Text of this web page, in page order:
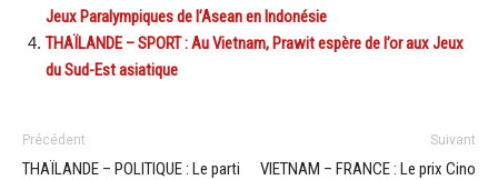
Jeux Paralympiques de l’Asean en Indonésie
THAÏLANDE – SPORT : Au Vietnam, Prawit espère de l’or aux Jeux
du Sud-Est asiatique
Précédent
THAÏLANDE – POLITIQUE : Le parti
Suivant
VIETNAM – FRANCE : Le prix Cino